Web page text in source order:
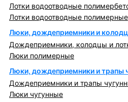
Лотки водоотводные
Лотки водоотводные полимерные
Люки, дождеприемники и
Дождеприемники, колодцы и
Люки полимерные
Люки, дождеприемники и трапы
Дождеприемники и трапы
Люки чугунные